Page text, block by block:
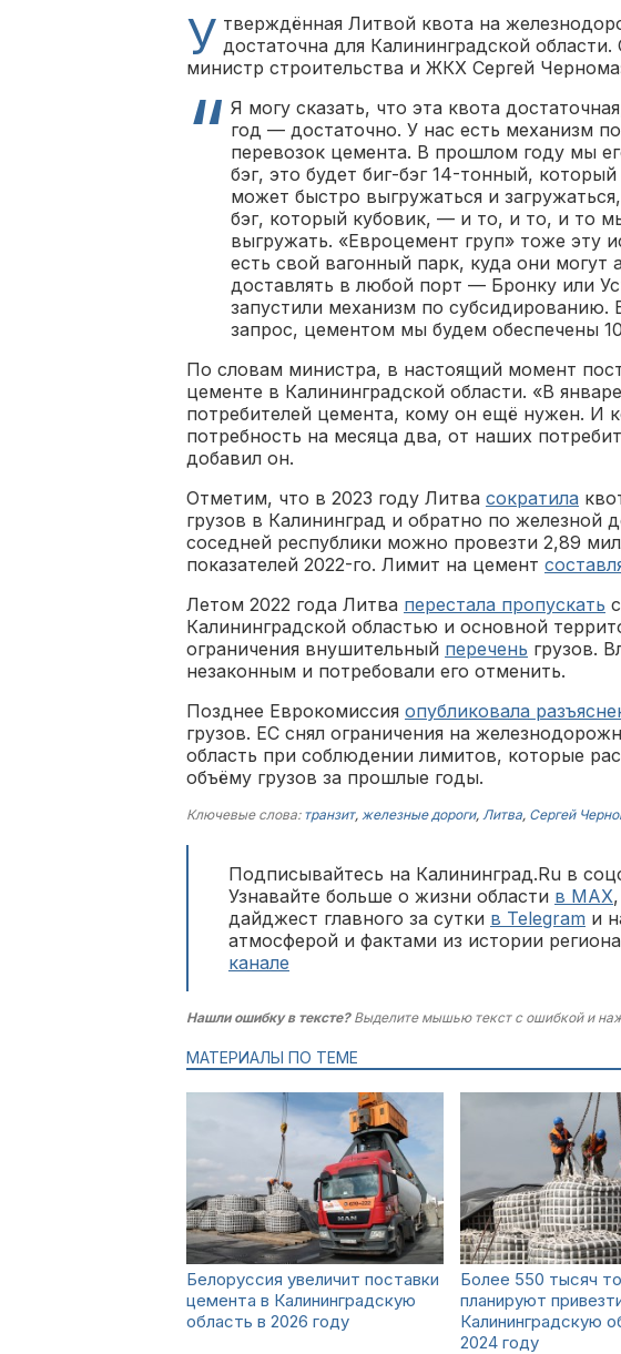
У тверждённая Литвой квота на
достаточна для Калининградской
министр строительства и ЖКХ Сергей
Я могу сказать, что эта квота
год — достаточно. У нас есть механизм
перевозок цемента. В прошлом году мы
бэг, это будет биг-бэг 14-тонный,
может быстро выгружаться и
бэг, который кубовик, — и то, и то, и то
выгружать. «Евроцемент груп» тоже эту
есть свой вагонный парк, куда они могут
доставлять в любой порт — Бронку или
запустили механизм по субсидированию.
запрос, цементом мы будем обеспечены
По словам министра, в настоящий момент
цементе в Калининградской области. «В
потребителей цемента, кому он ещё нужен. И
потребность на месяца два, от наших
добавил он.
Отметим, что в 2023 году Литва сократила
грузов в Калининград и обратно по железной
соседней республики можно провезти 2,89
показателей 2022-го. Лимит на цемент
Летом 2022 года Литва перестала пропускать
Калининградской областью и основной
ограничения внушительный перечень грузов.
незаконным и потребовали его отменить.
Позднее Еврокомиссия опубликовала
грузов. ЕС снял ограничения на
область при соблюдении лимитов, которые
объёму грузов за прошлые годы.
Ключевые слова: транзит, железные дороги, Литва, Сергей
Подписывайтесь на Калининград.Ru в
Узнавайте больше о жизни области в MAX
дайджест главного за сутки в Telegram и
атмосферой и фактами из истории
канале
Нашли ошибку в тексте?Выделите мышью текст с ошибкой и
МАТЕРИАЛЫ ПО ТЕМЕ
Белоруссия увеличит поставки
цемента в Калининградскую
область в 2026 году
Более 550 тысяч
планируют
Калининградскую
2024 году